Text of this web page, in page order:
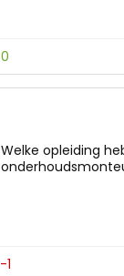
0
Welke opleiding
-1